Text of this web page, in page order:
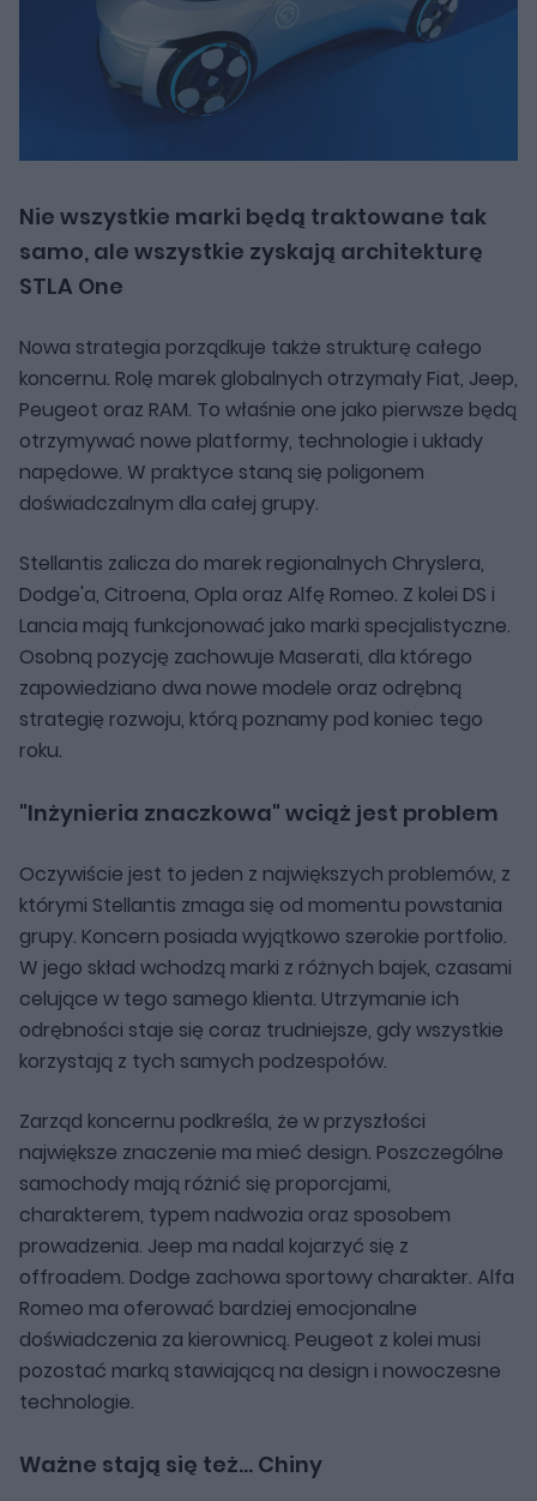
Nie wszystkie marki będą traktowane tak
samo, ale wszystkie zyskają architekturę
STLA One
Nowa strategia porządkuje także strukturę całego
koncernu. Rolę marek globalnych otrzymały Fiat, Jeep,
Peugeot oraz RAM. To właśnie one jako pierwsze będą
otrzymywać nowe platformy, technologie i układy
napędowe. W praktyce staną się poligonem
doświadczalnym dla całej grupy.
Stellantis zalicza do marek regionalnych Chryslera,
Dodge'a, Citroena, Opla oraz Alfę Romeo. Z kolei DS i
Lancia mają funkcjonować jako marki specjalistyczne.
Osobną pozycję zachowuje Maserati, dla którego
zapowiedziano dwa nowe modele oraz odrębną
strategię rozwoju, którą poznamy pod koniec tego
roku.
"Inżynieria znaczkowa" wciąż jest problem
Oczywiście jest to jeden z największych problemów, z
którymi Stellantis zmaga się od momentu powstania
grupy. Koncern posiada wyjątkowo szerokie portfolio.
W jego skład wchodzą marki z różnych bajek, czasami
celujące w tego samego klienta. Utrzymanie ich
odrębności staje się coraz trudniejsze, gdy wszystkie
korzystają z tych samych podzespołów.
Zarząd koncernu podkreśla, że w przyszłości
największe znaczenie ma mieć design. Poszczególne
samochody mają różnić się proporcjami,
charakterem, typem nadwozia oraz sposobem
prowadzenia. Jeep ma nadal kojarzyć się z
offroadem. Dodge zachowa sportowy charakter. Alfa
Romeo ma oferować bardziej emocjonalne
doświadczenia za kierownicą. Peugeot z kolei musi
pozostać marką stawiającą na design i nowoczesne
technologie.
Ważne stają się też... Chiny